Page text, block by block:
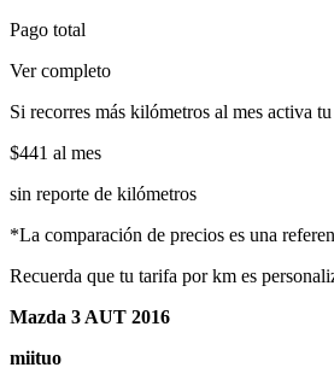
Pago total
Ver completo
Si recorres más kilómetros al mes activa
$441 al mes
sin reporte de kilómetros
*La comparación de precios es una
Recuerda que tu tarifa por km es
Mazda 3 AUT 2016
miituo